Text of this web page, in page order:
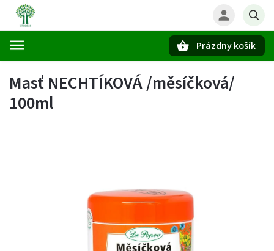
Prázdny košík
Masť NECHTÍKOVÁ /měsíčková/
100ml